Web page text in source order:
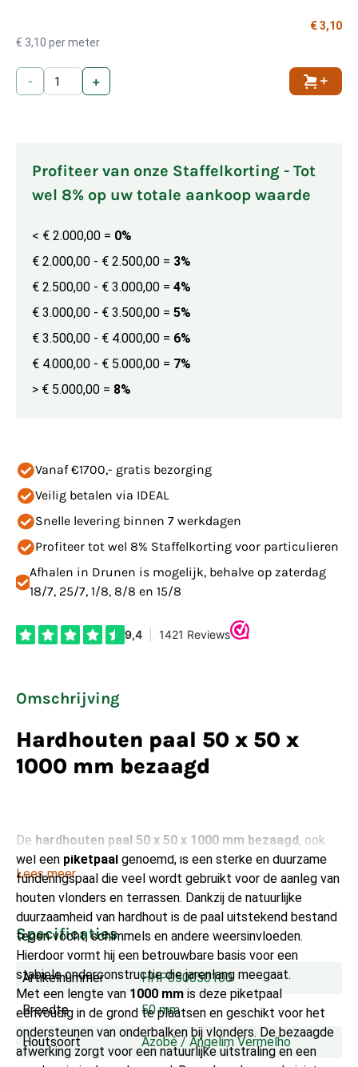
€ 3,10
€ 3,10 per meter
- +
Profiteer van onze Staffelkorting - Tot
wel 8% op uw totale aankoop waarde
< € 2.000,00 = 0%
€ 2.000,00 - € 2.500,00 = 3%
€ 2.500,00 - € 3.000,00 = 4%
€ 3.000,00 - € 3.500,00 = 5%
€ 3.500,00 - € 4.000,00 = 6%
€ 4.000,00 - € 5.000,00 = 7%
> € 5.000,00 = 8%
Vanaf €1700,- gratis bezorging
Veilig betalen via IDEAL
Snelle levering binnen 7 werkdagen
Profiteer tot wel 8% Staffelkorting voor particulieren
Afhalen in Drunen is mogelijk, behalve op zaterdag
18/7, 25/7, 1/8, 8/8 en 15/8
Omschrijving
Hardhouten paal 50 x 50 x
1000 mm bezaagd
De hardhouten paal 50 x 50 x 1000 mm bezaagd, ook
wel een piketpaal genoemd, is een sterke en duurzame
funderingspaal die veel wordt gebruikt voor de aanleg van
houten vlonders en terrassen. Dankzij de natuurlijke
duurzaamheid van hardhout is de paal uitstekend bestand
tegen vocht, schimmels en andere weersinvloeden.
Hierdoor vormt hij een betrouwbare basis voor een
stabiele onderconstructie die jarenlang meegaat.
Met een lengte van 1000 mm is deze piketpaal
eenvoudig in de grond te plaatsen en geschikt voor het
ondersteunen van onderbalken bij vlonders. De bezaagde
afwerking zorgt voor een natuurlijke uitstraling en een
Lees meer
Specificaties
Artikelnummer HHP050050100
Breedte 50 mm
Houtsoort Azobé / Angelim Vermelho